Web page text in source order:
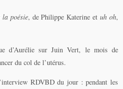
poésie, de Philippe Katerine etuh oh,
d’Aurélie sur Juin Vert, le mois de
du col de l’utérus.
RDVBD du jour : pendant les